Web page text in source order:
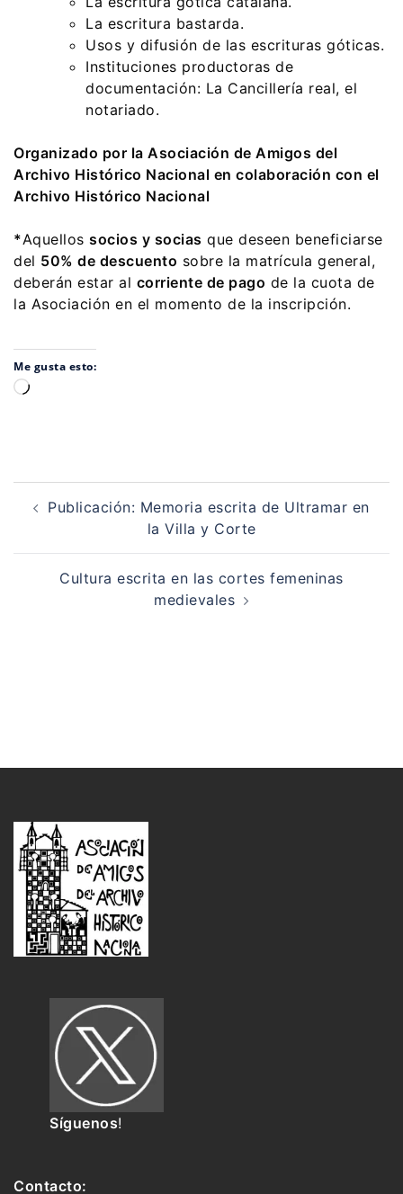
La escritura bastarda.
Usos y difusión de las escrituras góticas.
Instituciones productoras de
documentación: La Cancillería real, el
notariado.
Organizado por la Asociación de Amigos del
Archivo Histórico Nacional en colaboración con el
Archivo Histórico Nacional
*Aquellos socios y socias que deseen beneficiarse
del 50% de descuento sobre la matrícula general,
deberán estar al corriente de pago de la cuota de
la Asociación en el momento de la inscripción.
Me gusta esto:
Cargando...
Navegación
de Publicación: Memoria escrita de Ultramar en
la Villa y Corte
Cultura escrita en las cortes femeninas
medievales
Síguenos!
Contacto: